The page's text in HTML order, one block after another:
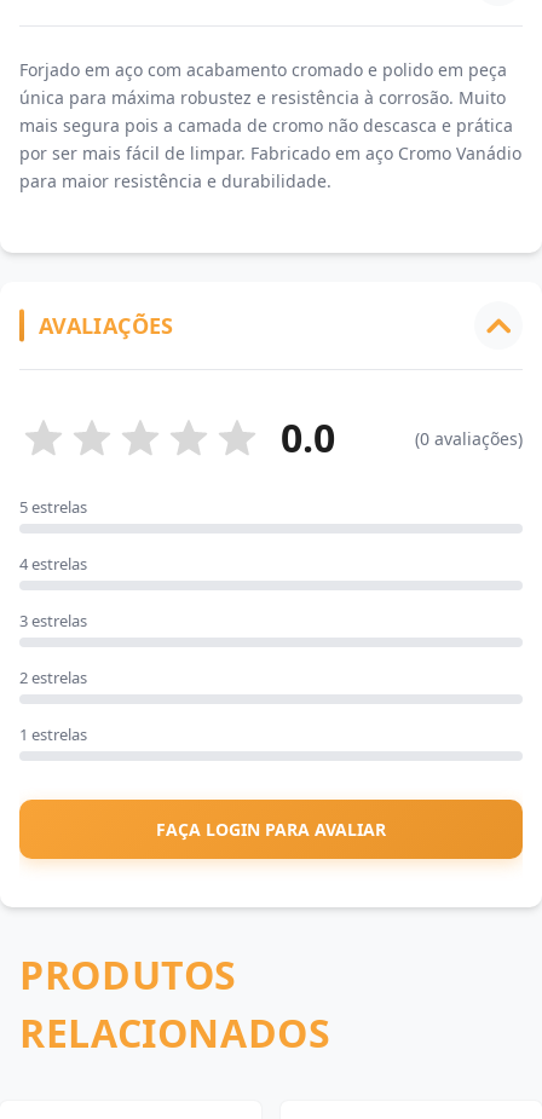
Forjado em aço com acabamento cromado e polido em peça
única para máxima robustez e resistência à corrosão. Muito
mais segura pois a camada de cromo não descasca e prática
por ser mais fácil de limpar. Fabricado em aço Cromo Vanádio
para maior resistência e durabilidade.
AVALIAÇÕES
0.0 (0 avaliações)
5 estrelas
4 estrelas
3 estrelas
2 estrelas
1 estrelas
FAÇA LOGIN PARA AVALIAR
PRODUTOS
RELACIONADOS